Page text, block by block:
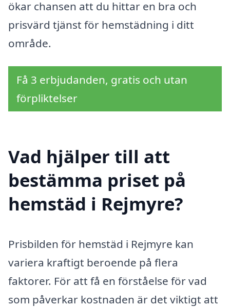
ökar chansen att du hittar en bra och
prisvärd tjänst för hemstädning i ditt
område.
Få 3 erbjudanden, gratis och utan
förpliktelser
Vad hjälper till att
bestämma priset på
hemstäd i Rejmyre?
Prisbilden för hemstäd i Rejmyre kan
variera kraftigt beroende på flera
faktorer. För att få en förståelse för vad
som påverkar kostnaden är det viktigt att